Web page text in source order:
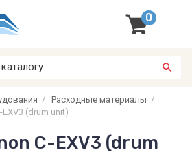
0
/ Расходные материалы /
(drum unit)
C-EXV3 (drum